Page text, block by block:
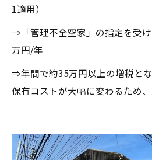
1適用）
→「管理不全空家」の指定を受
万円/年
⇒年間で約35万円以上の増税と
保有コストが大幅に変わるため、